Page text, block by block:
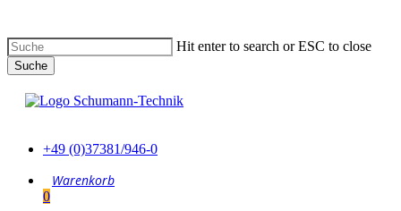
Hit enter to search or ESC to close
Suche
schließen
+49 (0)37381/946-0
0